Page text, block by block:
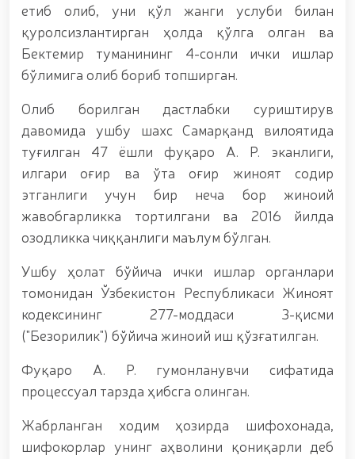
B.Tashmatov Тошкент “Темурбеклар мактаби”
ҳарбий академик лицейи фаолияти билан яқиндан
танишди. //Миллий гвардия қўмондони, генерал-
полковник B.Tashmatov Сирдарё ва Жиззах
вилоятида ўрганиш ишларини олиб борди //
“Ҳарбий таълим тизимида илм-фан ва педагогик
технологияларни ривожлантириш истиқболлари”
мавзусида республика ҳарбий илмий-амалий
конференцияси ташкил этилди. // Миллий гвардия
қўмондони генерал-полковник B.Tashmatov илк
манзилли ишларини Юнусобод туманида амалга
оширди. // Самарқанд ва Бухоро вилояталарида
хавфсиз муҳитни яратиш ва жамоат
хавфсизлигини ишончли таъминлаш бўйича
манзилли ишлар амалга оширилди. // Ёшлар
сиёсатига оид устувор вазифалар доимий
полковник B.Tashmatov Ўзбекистон ҳуқуқни
муҳофаза қилиш органларининг Қўл жанги
федерацияси раиси этиб сайланди. // Миллий
гвардия шахсий таркибининг жанговар салоҳияти,
жисмоний ва маънавий тайёргарлигини
такомиллаштиришга қаратилган ишлар давом
эттирилмоқда. // Тизим фидойилари ҳурмат ва
эҳтиром билан нафақага кузатилди. // “Китобхон
ҳарбий оилалар” мавзусида адабий-бадиий кеча
ташкил этилди / / Ватанпарварлик ойлиги
доирасидаги тадбирлар / / Тошкентда қидирувда
етиб олиб, уни қўл жанги услуби билан
қуролсизлантирган ҳолда қўлга олган ва
Бектемир туманининг 4-сонли ички ишлар
бўлимига олиб бориб топширган.
Олиб борилган дастлабки суриштирув
давомида ушбу шахс Самарқанд вилоятида
туғилган 47 ёшли фуқаро А. Р. эканлиги,
илгари оғир ва ўта оғир жиноят содир
этганлиги учун бир неча бор жиноий
жавобгарликка тортилгани ва 2016 йилда
озодликка чиққанлиги маълум бўлган.
Ушбу ҳолат бўйича ички ишлар органлари
томонидан Ўзбекистон Республикаси Жиноят
кодексининг 277-моддаси 3-қисми
("Безорилик") бўйича жиноий иш қўзғатилган.
Фуқаро A. Р. гумонланувчи сифатида
процессуал тарзда ҳибсга олинган.
Жабрланган ходим ҳозирда шифохонада,
шифокорлар унинг аҳволини қониқарли деб